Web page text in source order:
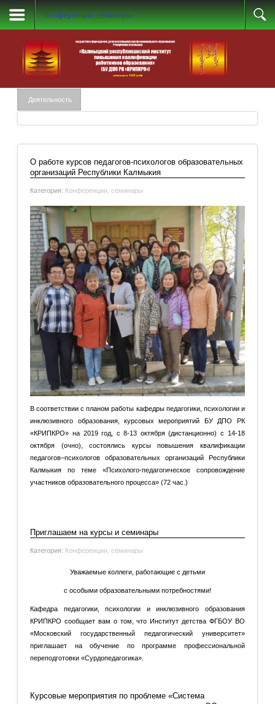
Конференции, семинары
Деятельность
О работе курсов педагогов-психологов образовательных
организаций Республики Калмыкия
Категория: Конференции, семинары
В соответствии с планом работы кафедры педагогики, психологии и
инклюзивного образования, курсовых мероприятий БУ ДПО РК
«КРИПКРО» на 2019 год, с 8-13 октября (дистанционно) с 14-18
октября (очно), состоялись курсы повышения квалификации
педагогов–психологов образовательных организаций Республики
Калмыкия по теме «Психолого-педагогическое сопровождение
участников образовательного процесса» (72 час.)
Приглашаем на курсы и семинары
Категория: Конференции, семинары
Уважаемые коллеги, работающие с детьми
с особыми образовательными потребностями!
Кафедра педагогики, психологии и инклюзивного образования
КРИПКРО сообщает вам о том, что Институт детства ФГБОУ ВО
«Московский государственный педагогический университет»
приглашает на обучение по программе профессиональной
переподготовки «Сурдопедагогика».
Курсовые мероприятия по проблеме «Система